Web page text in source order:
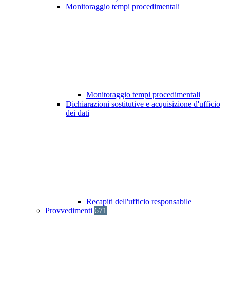
Monitoraggio tempi procedimentali
Monitoraggio tempi procedimentali
Dichiarazioni sostitutive e acquisizione d'ufficio
dei dati
Recapiti dell'ufficio responsabile
Provvedimenti 671